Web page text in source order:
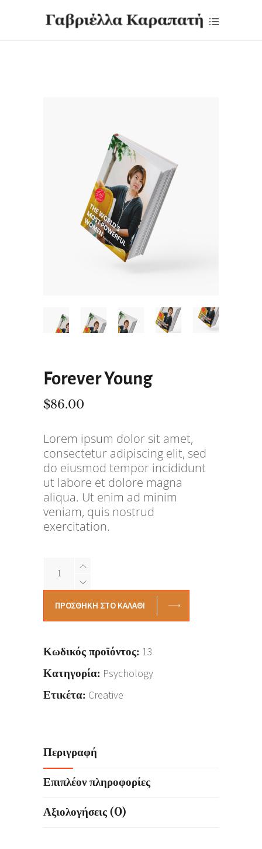
Forever Young
$86.00
Lorem ipsum dolor sit amet,
consectetur adipiscing elit, sed
do eiusmod tempor incididunt
ut labore et dolore magna
aliqua. Ut enim ad minim
veniam, quis nostrud
exercitation.
Young
quantity
ΠΡΟΣΘΉΚΗ ΣΤΟ ΚΑΛΆΘΙ
Κωδικός προϊόντος: 13
Κατηγορία: Psychology
Ετικέτα: Creative
Περιγραφή
Επιπλέον πληροφορίες
Αξιολογήσεις (0)